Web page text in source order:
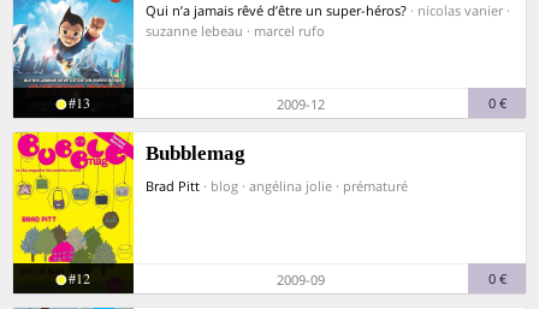
Qui n’a jamais rêvé d’être un super-héros? · nicolas vanier ·
suzanne lebeau · marcel rufo
#13 2009-12 0 €
Bubblemag
Brad Pitt · blog · angélina jolie · prématuré
#12 2009-09 0 €